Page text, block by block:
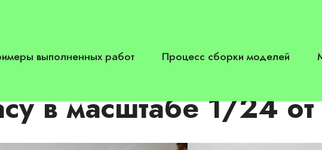
выполненных работ Процесс сборки моделей
в масштабе 1/24